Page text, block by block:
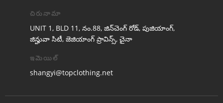
చిరునామా
UNIT 1, BLD 11, నం.88, జిన్‌చెంగ్ రోడ్, పుజియాంగ్,
జిన్హువా సిటీ, జెజియాంగ్ ప్రావిన్స్, చైనా
ఇమెయిల్
shangyi@topclothing.net